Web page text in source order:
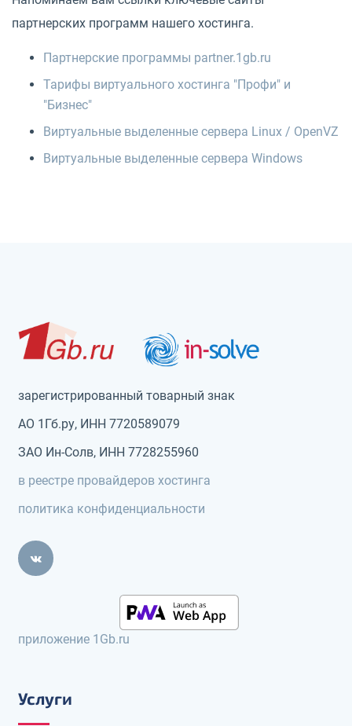
партнерских программ нашего хостинга.
Партнерские программы partner.1gb.ru
Тарифы виртуального хостинга "Профи" и
"Бизнес"
Виртуальные выделенные сервера Linux / OpenVZ
Виртуальные выделенные сервера Windows
зарегистрированный товарный знак
АО 1Гб.ру, ИНН 7720589079
ЗАО Ин-Солв, ИНН 7728255960
в реестре провайдеров хостинга
политика конфиденциальности
приложение 1Gb.ru
Услуги